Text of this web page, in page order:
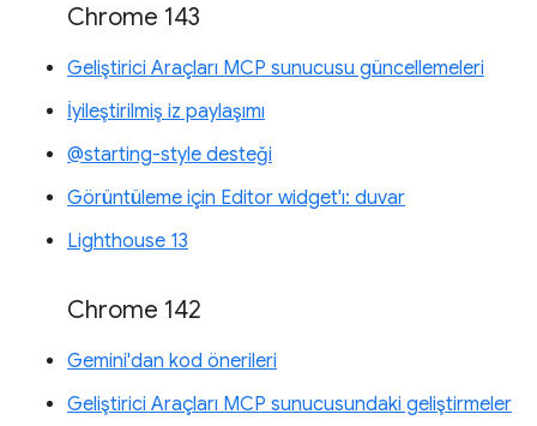
Chrome 143
Geliştirici Araçları MCP sunucusu güncellemeleri
İyileştirilmiş iz paylaşımı
@starting-style desteği
Görüntüleme için Editor widget'ı: duvar
Lighthouse 13
Chrome 142
Gemini'dan kod önerileri
Geliştirici Araçları MCP sunucusundaki geliştirmeler